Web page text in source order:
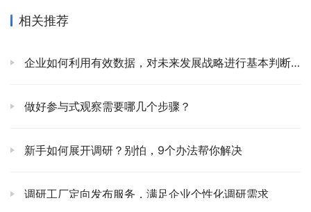
相关推荐
企业如何利用有效数据，对未来发展战略进行基本判断？
做好参与式观察需要哪几个步骤？
新手如何展开调研？别怕，9个办法帮你解决
调研工厂定向发布服务，满足企业个性化调研需求